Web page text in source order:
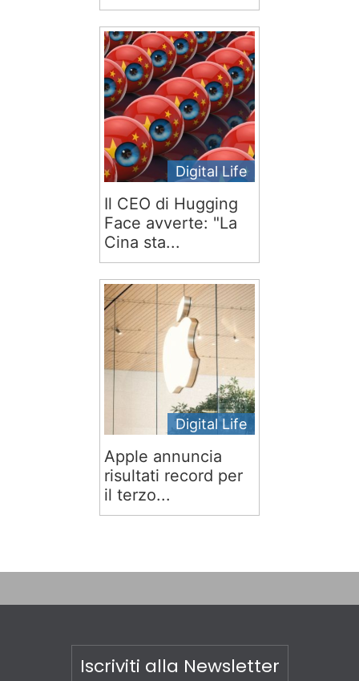
Digital Life
Il CEO di Hugging
Face avverte: "La
Cina sta...
Digital Life
Apple annuncia
risultati record per
il terzo...
Iscriviti alla Newsletter